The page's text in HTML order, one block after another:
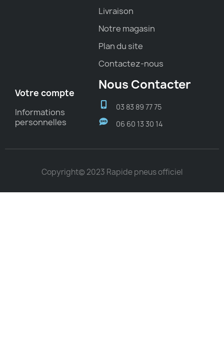
Livraison
Notre magasin
Plan du site
Contactez-nous
Votre compte
Informations
personnelles
Nous Contacter
03 83 89 77 75
06 60 13 30 14
Copyright© 2023 Rapide pneus officiel